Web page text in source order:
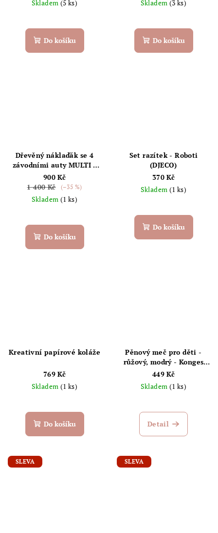
Skladem (5 ks)
Do košíku
Skladem (3 ks)
Do košíku
Dřevěný náklaďák se 4
závodními auty MULTI -
Konges Sløjd
900 Kč
1 400 Kč
(–35 %)
Skladem (1 ks)
Do košíku
Set razítek - Roboti
(DJECO)
370 Kč
Skladem (1 ks)
Do košíku
Kreativní papírové koláže
769 Kč
Skladem (1 ks)
Do košíku
Pěnový meč pro děti -
růžový, modrý - Konges
Sløjd
449 Kč
Skladem (1 ks)
hodnocení
produktu
Detail
SLEVA SLEVA